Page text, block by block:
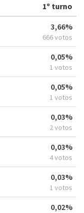
1º turno
3,66%
666 votos
0,05%
1 votos
0,05%
1 votos
0,03%
2 votos
0,03%
4 votos
0,03%
1 votos
0,02%